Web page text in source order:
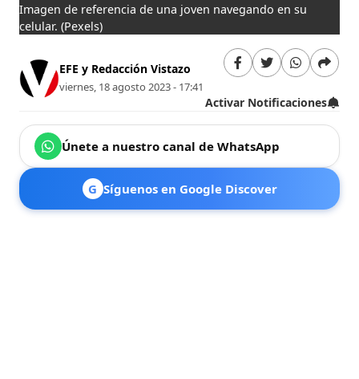
Imagen de referencia de una joven navegando en su
celular. (Pexels)
EFE y Redacción Vistazo
viernes, 18 agosto 2023 - 17:41
Activar Notificaciones
Únete a nuestro canal de WhatsApp
G Síguenos en Google Discover